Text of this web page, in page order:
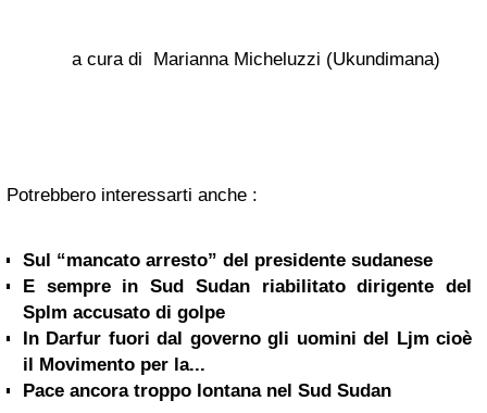
a cura di Marianna Micheluzzi (Ukundimana)
Potrebbero interessarti anche :
Sul “mancato arresto” del presidente sudanese
E sempre in Sud Sudan riabilitato dirigente del
Splm accusato di golpe
In Darfur fuori dal governo gli uomini del Ljm cioè
il Movimento per la...
Pace ancora troppo lontana nel Sud Sudan